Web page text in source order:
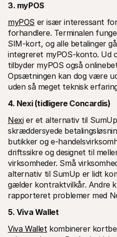
3. myPOS
myPOS er især interessant
forhandlere. Terminalen
SIM-kort, og alle betalinger
integreret myPOS-konto. Ud
tilbyder myPOS også
Opsætningen kan dog være
uden så meget teknisk
4. Nexi (tidligere Concardis)
Nexi er et alternativ til
skræddersyede
butikker og e-
driftssikre og designet til
virksomheder. Små
alternativ til SumUp er lidt
gælder kontraktvilkår. Andre
rapporteret problemer med
5. Viva Wallet
Viva Wallet kombinerer